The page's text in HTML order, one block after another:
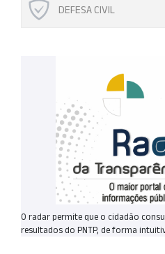
DEFESA CIVIL
O radar permite que o cidadão
resultados do PNTP, de forma